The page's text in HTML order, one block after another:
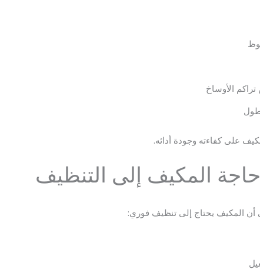
تراكم الأوساخ
على كفاءته وجودة أدائه.
المكيف إلى التنظيف
أن المكيف يحتاج إلى تنظيف فوري: